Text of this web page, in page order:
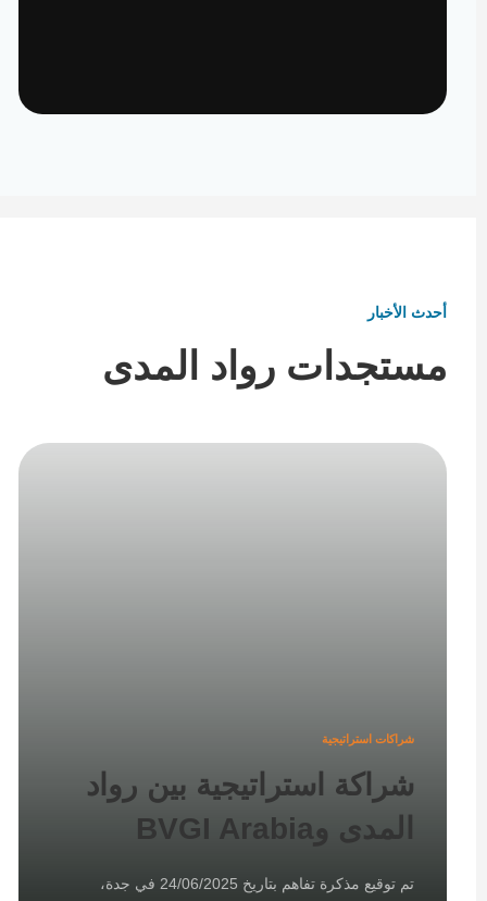
أحدث الأخبار
مستجدات رواد المدى
شراكات استراتيجية
شراكة استراتيجية بين رواد
المدى وBVGI Arabia
تم توقيع مذكرة تفاهم بتاريخ 24/06/2025 في جدة،